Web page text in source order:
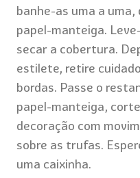
banhe-as uma a
papel-manteiga.
secar a cobertura.
estilete, retire
bordas. Passe o
papel-manteiga,
decoração com
sobre as trufas.
uma caixinha.